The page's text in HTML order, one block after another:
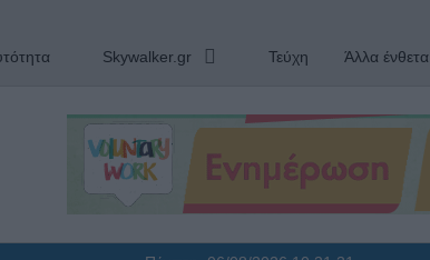
Skywalker.gr Τεύχη Άλλα ένθετα